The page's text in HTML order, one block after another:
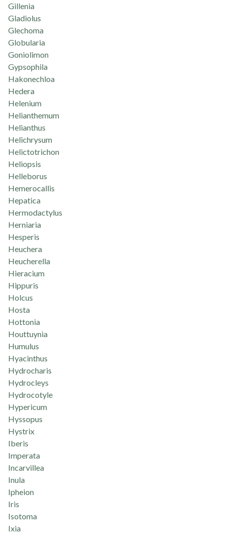
Gillenia
Gladiolus
Glechoma
Globularia
Goniolimon
Gypsophila
Hakonechloa
Hedera
Helenium
Helianthemum
Helianthus
Helichrysum
Helictotrichon
Heliopsis
Helleborus
Hemerocallis
Hepatica
Hermodactylus
Herniaria
Hesperis
Heuchera
Heucherella
Hieracium
Hippuris
Holcus
Hosta
Hottonia
Houttuynia
Humulus
Hyacinthus
Hydrocharis
Hydrocleys
Hydrocotyle
Hypericum
Hyssopus
Hystrix
Iberis
Imperata
Incarvillea
Inula
Ipheion
Iris
Isotoma
Ixia